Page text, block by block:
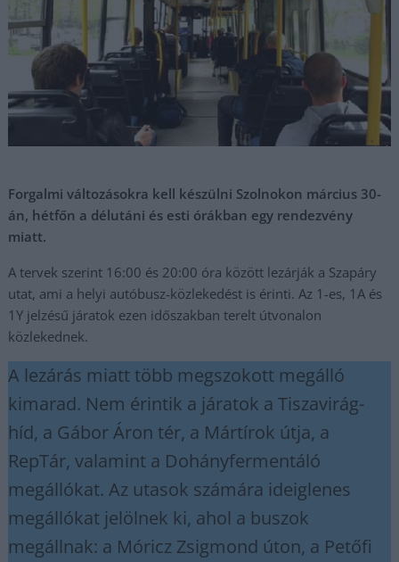
Forgalmi változásokra kell készülni Szolnokon március 30-
án, hétfőn a délutáni és esti órákban egy rendezvény
miatt.
A tervek szerint 16:00 és 20:00 óra között lezárják a Szapáry
utat, ami a helyi autóbusz-közlekedést is érinti. Az 1-es, 1A és
1Y jelzésű járatok ezen időszakban terelt útvonalon
közlekednek.
A lezárás miatt több megszokott megálló
kimarad. Nem érintik a járatok a Tiszavirág-
híd, a Gábor Áron tér, a Mártírok útja, a
RepTár, valamint a Dohányfermentáló
megállókat. Az utasok számára ideiglenes
megállókat jelölnek ki, ahol a buszok
megállnak: a Móricz Zsigmond úton, a Petőfi